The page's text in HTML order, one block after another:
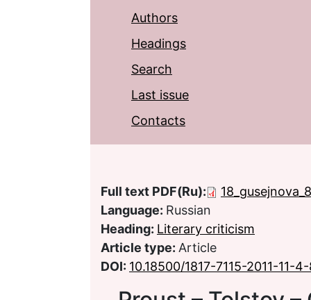
Authors
Headings
Search
Last issue
Contacts
Full text PDF(Ru):
Language: Russian
Heading: Literary criticism
Article type: Article
DOI: 10.18500/1817-7115-2011-11-